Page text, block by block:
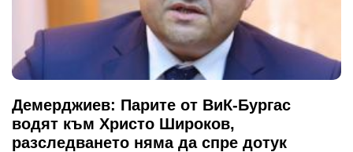
Демерджиев: Парите от ВиК-Бургас
водят към Христо Широков,
разследването няма да спре дотук